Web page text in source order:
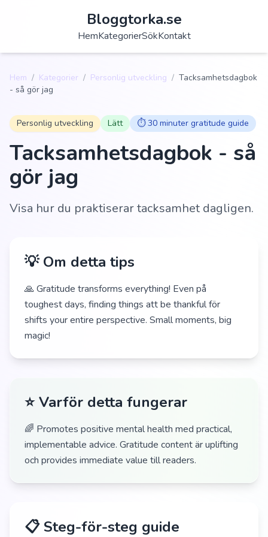
Bloggtorka.se
HemKategorierSökKontakt
Hem / Kategorier / Personlig utveckling / Tacksamhetsdagbok
- så gör jag
Personlig utveckling Lätt ⏱️30 minuter gratitude guide
Tacksamhetsdagbok - så
gör jag
Visa hur du praktiserar tacksamhet dagligen.
💡 Om detta tips
🙏 Gratitude transforms everything! Even på
toughest days, finding things att be thankful för
shifts your entire perspective. Small moments, big
magic!
⭐ Varför detta fungerar
🌈 Promotes positive mental health med practical,
implementable advice. Gratitude content är uplifting
och provides immediate value till readers.
📋 Steg-för-steg guide